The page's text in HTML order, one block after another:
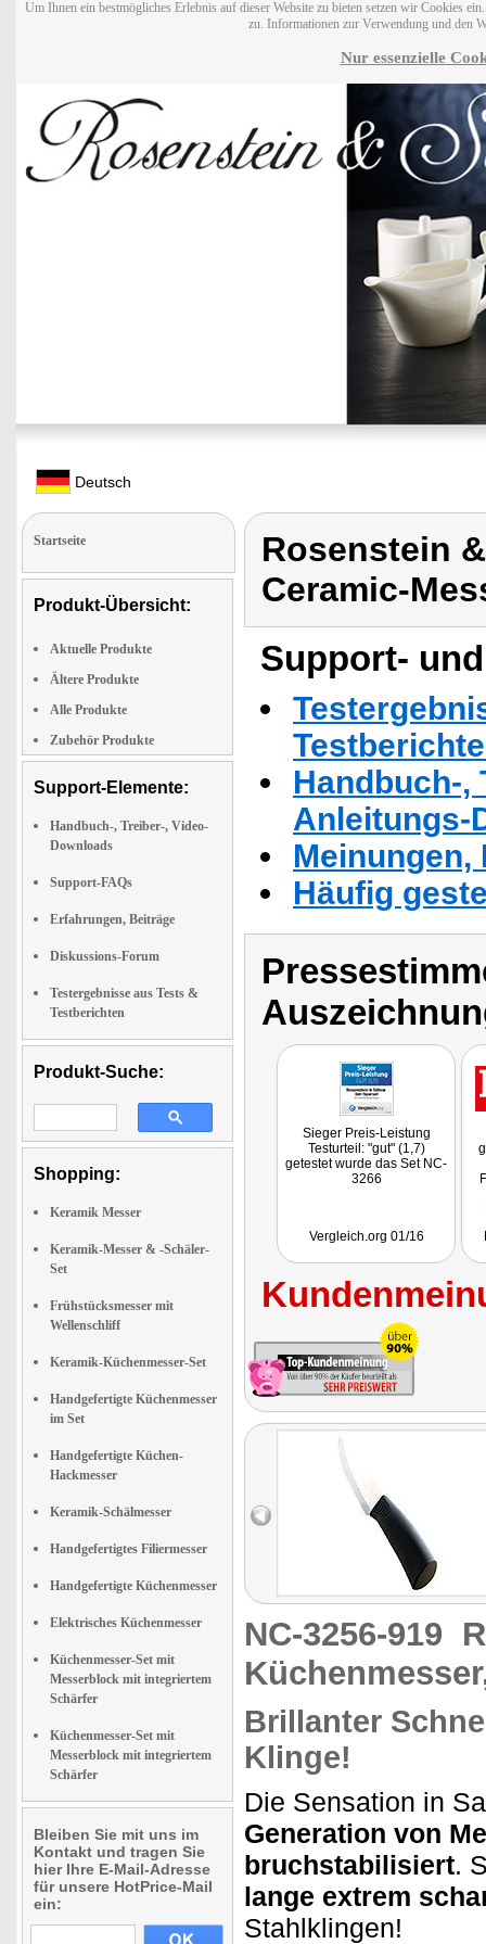
Um Ihnen ein bestmögliches Erlebnis auf dieser Website zu bieten setzen wir Cookies
zu. Informationen zur Verwendung und den
Nur essenzielle
Deutsch
Startseite
Produkt-Übersicht:
Aktuelle Produkte
Ältere Produkte
Alle Produkte
Zubehör Produkte
Support-Elemente:
Handbuch-, Treiber-, Video-
Downloads
Support-FAQs
Erfahrungen, Beiträge
Diskussions-Forum
Testergebnisse aus Tests &
Testberichten
Produkt-Suche:
Shopping:
Keramik Messer
Keramik-Messer & -Schäler-
Set
Frühstücksmesser mit
Wellenschliff
Keramik-Küchenmesser-Set
Handgefertigte Küchenmesser
im Set
Handgefertigte Küchen-
Hackmesser
Keramik-Schälmesser
Handgefertigtes Filiermesser
Handgefertigte Küchenmesser
Elektrisches Küchenmesser
Küchenmesser-Set mit
Messerblock mit integriertem
Schärfer
Küchenmesser-Set mit
Messerblock mit integriertem
Schärfer
Bleiben Sie mit uns im
Kontakt und tragen Sie
hier Ihre E-Mail-Adresse
für unsere HotPrice-Mail
ein:
Rosenstein
Ceramic-
Support-
Handbuch-,
Anleitungs-
Häufig
Sieger Preis-Leistung
Testurteil: "gut" (1,7)
getestet wurde das Set NC-
3266
Vergleich.org 01/16
NC-3256-919
Brillanter
Klinge!
Die Sensation in
Generation von
bruchstabilisiert.
lange extrem
Stahlklingen!